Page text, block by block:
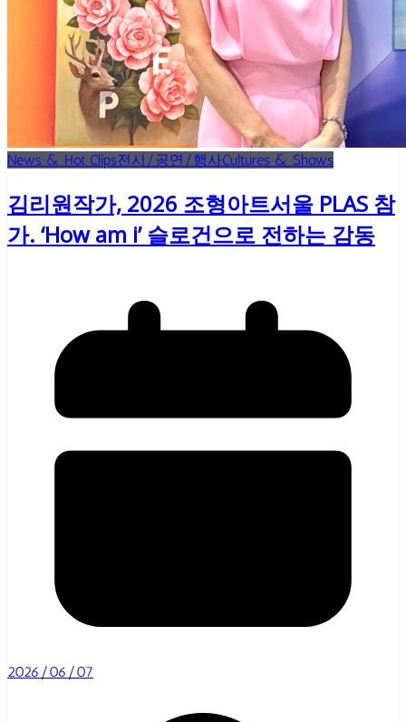
News & Hot Clips전시/공연/행사Cultures & Shows
김리원작가, 2026 조형아트서울 PLAS 참
가. ‘How am i’ 슬로건으로 전하는 감동
2026/06/07